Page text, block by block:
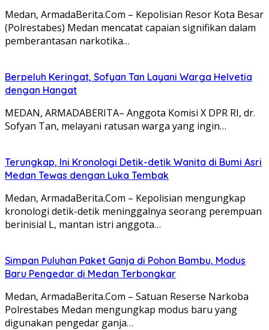
Medan, ArmadaBerita.Com – Kepolisian Resor Kota Besar
(Polrestabes) Medan mencatat capaian signifikan dalam
pemberantasan narkotika…
Berpeluh Keringat, Sofyan Tan Layani Warga Helvetia
dengan Hangat
MEDAN, ARMADABERITA– Anggota Komisi X DPR RI, dr.
Sofyan Tan, melayani ratusan warga yang ingin…
Terungkap, Ini Kronologi Detik-detik Wanita di Bumi Asri
Medan Tewas dengan Luka Tembak
Medan, ArmadaBerita.Com – Kepolisian mengungkap
kronologi detik-detik meninggalnya seorang perempuan
berinisial L, mantan istri anggota…
Simpan Puluhan Paket Ganja di Pohon Bambu, Modus
Baru Pengedar di Medan Terbongkar
Medan, ArmadaBerita.Com – Satuan Reserse Narkoba
Polrestabes Medan mengungkap modus baru yang
digunakan pengedar ganja…